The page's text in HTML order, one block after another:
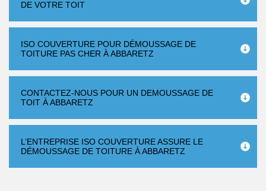
DE VOTRE TOIT
ISO COUVERTURE POUR DÉMOUSSAGE DE
TOITURE PAS CHER À ABBARETZ
CONTACTEZ-NOUS POUR UN DEMOUSSAGE DE
TOIT À ABBARETZ
L’ENTREPRISE ISO COUVERTURE ASSURE LE
DÉMOUSSAGE DE TOITURE À ABBARETZ